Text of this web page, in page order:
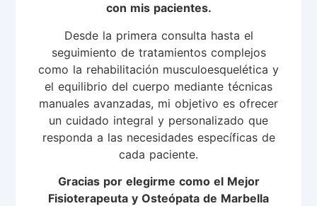
con mis pacientes.
Desde la primera consulta hasta el
seguimiento de tratamientos complejos
como la rehabilitación musculoesquelética y
el equilibrio del cuerpo mediante técnicas
manuales avanzadas, mi objetivo es ofrecer
un cuidado integral y personalizado que
responda a las necesidades específicas de
cada paciente.
Gracias por elegirme como el Mejor
Fisioterapeuta y Osteópata de Marbella